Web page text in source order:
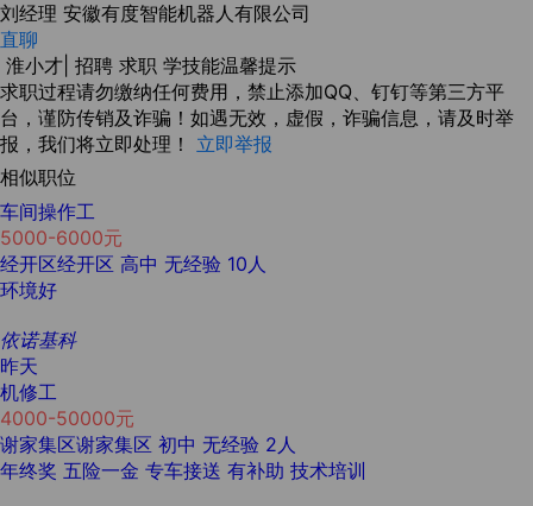
刘经理 安徽有度智能机器人有限公司
直聊
淮小才| 招聘 求职 学技能温馨提示
求职过程请勿缴纳任何费用，禁止添加QQ、钉钉等第三方平
台，谨防传销及诈骗！如遇无效，虚假，诈骗信息，请及时举
报，我们将立即处理！ 立即举报
相似职位
车间操作工
5000-6000元
经开区经开区 高中 无经验 10人
环境好
依诺基科
昨天
机修工
4000-50000元
谢家集区谢家集区 初中 无经验 2人
年终奖 五险一金 专车接送 有补助 技术培训